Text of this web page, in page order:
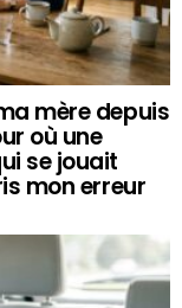
mère depuis
où une
se jouait
mon erreur